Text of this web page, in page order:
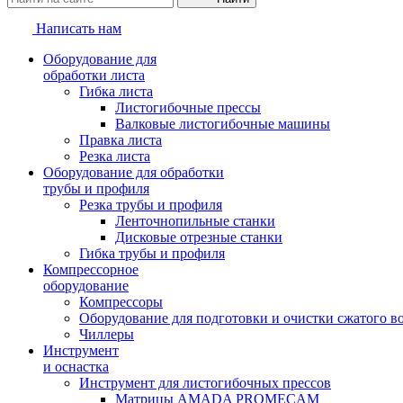
Написать нам
Оборудование для
обработки листа
Гибка листа
Листогибочные прессы
Валковые листогибочные машины
Правка листа
Резка листа
Оборудование для обработки
трубы и профиля
Резка трубы и профиля
Ленточнопильные станки
Дисковые отрезные станки
Гибка трубы и профиля
Компрессорное
оборудование
Компрессоры
Оборудование для подготовки и очистки сжатого
Чиллеры
Инструмент
и оснастка
Инструмент для листогибочных прессов
Матрицы AMADA PROMECAM